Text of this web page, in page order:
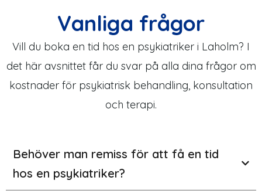
Vanliga frågor
Vill du boka en tid hos en psykiatriker i Laholm? I
det här avsnittet får du svar på alla dina frågor om
kostnader för psykiatrisk behandling, konsultation
och terapi.
Behöver man remiss för att få en tid
hos en psykiatriker?